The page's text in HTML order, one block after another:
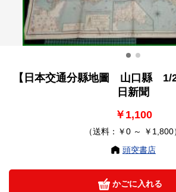
【日本交通分縣地圖 山口縣 1/
日新聞
￥1,100
（送料：￥0 ～ ￥1,800
頭突書店
かごに入れる